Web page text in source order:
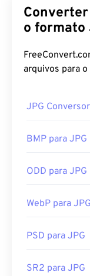
algoritmo para
considerável
relativamente
excelentes
arquivo em até
Se precisar de
você pode
conseguem
visualizador
JPG Conversor
BMP para JPG
ODD para JPG
WebP para JPG
PSD para JPG
SR2 para JPG